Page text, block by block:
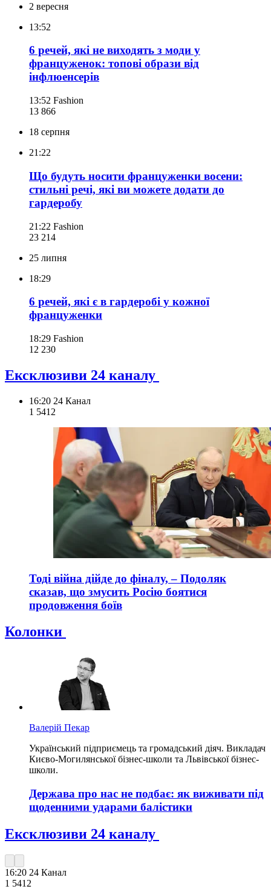
2 вересня
13:52
6 речей, які не виходять з моди у
француженок: топові образи від
інфлюенсерів
13:52 Fashion
13 866
18 серпня
21:22
Що будуть носити француженки восени:
стильні речі, які ви можете додати до
гардеробу
21:22 Fashion
23 214
25 липня
18:29
6 речей, які є в гардеробі у кожної
француженки
18:29 Fashion
12 230
Ексклюзиви 24 каналу
16:20 24 Канал
1 541 2
Тоді війна дійде до фіналу, – Подоляк
сказав, що змусить Росію боятися
продовження боїв
Колонки
Валерій Пекар
Український підприємець та громадський діяч. Викладач
Києво-Могилянської бізнес-школи та Львівської бізнес-
школи.
Держава про нас не подбає: як виживати під
щоденними ударами балістики
Ексклюзиви 24 каналу
16:20 24 Канал
1 541 2